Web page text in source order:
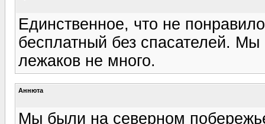
Единственное, что не
бесплатный без спасателей.
лежаков не много.
Аннюта
Мы были на северном